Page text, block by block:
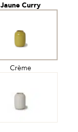
Jaune Curry
Crème